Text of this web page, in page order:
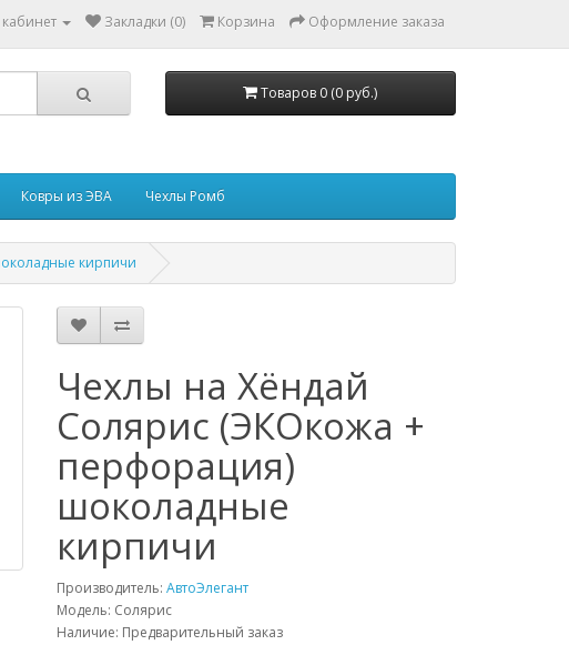
Закладки (0) Корзина Оформление заказа
Товаров 0 (0 руб.)
Ковры из ЭВА Чехлы Ромб
кирпичи
Чехлы на Хёндай
Солярис (ЭКОкожа +
перфорация)
шоколадные
кирпичи
Производитель: АвтоЭлегант
Модель: Солярис
Наличие: Предварительный заказ